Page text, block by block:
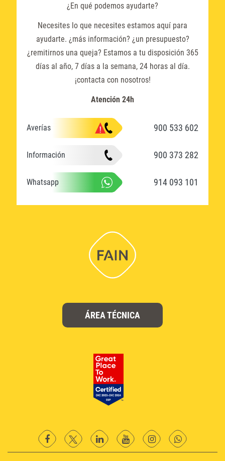
¿En qué podemos ayudarte?
Necesites lo que necesites estamos aquí para
ayudarte. ¿más información? ¿un presupuesto?
¿remitirnos una queja? Estamos a tu disposición 365
días al año, 7 días a la semana, 24 horas al día.
¡contacta con nosotros!
Atención 24h
Averías 900 533 602
Información 900 373 282
Whatsapp 914 093 101
ÁREA TÉCNICA
facebooktwitter LinkedinYouTubeinstagramWhatsapp